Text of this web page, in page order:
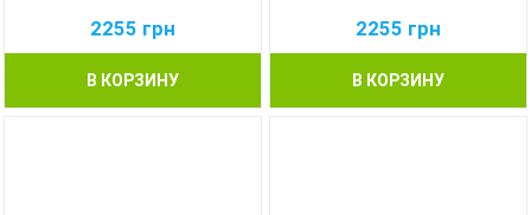
2255 грн
В КОРЗИНУ
2255 грн
В КОРЗИНУ